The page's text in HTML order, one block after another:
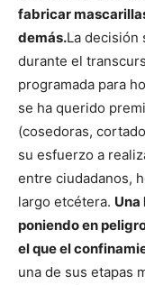
fabricar
demás.La decisión
durante el
programada para
se ha querido
(cosedoras,
su esfuerzo a
entre ciudadanos,
largo etcétera. Una
poniendo en
el que el
una de sus etapas